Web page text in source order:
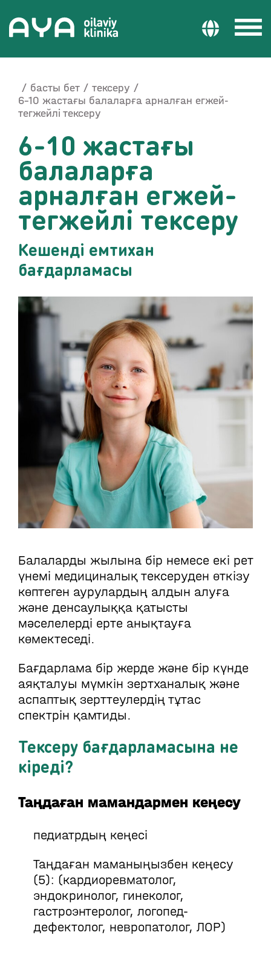
басты бет
тексеру
6-10 жастағы балаларға арналған егжей-
тегжейлі тексеру
6-10 жастағы
балаларға
арналған егжей-
тегжейлі тексеру
Кешенді емтихан
бағдарламасы
Балаларды жылына бір немесе екі рет
үнемі медициналық тексеруден өткізу
көптеген аурулардың алдын алуға
және денсаулыққа қатысты
мәселелерді ерте анықтауға
көмектеседі.
Бағдарлама бір жерде және бір күнде
аяқталуы мүмкін зертханалық және
аспаптық зерттеулердің тұтас
спектрін қамтиды.
Тексеру бағдарламасына не
кіреді?
Таңдаған мамандармен кеңесу
педиатрдың кеңесі
Таңдаған маманыңызбен кеңесу
(5): (кардиоревматолог,
эндокринолог, гинеколог,
гастроэнтеролог, логопед-
дефектолог, невропатолог, ЛОР)